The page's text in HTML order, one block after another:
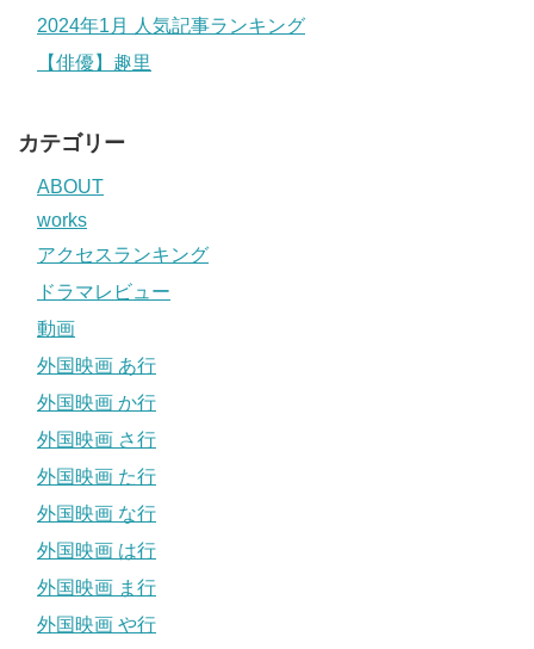
2024年1月 人気記事ランキング
【俳優】趣里
カテゴリー
ABOUT
works
アクセスランキング
ドラマレビュー
動画
外国映画 あ行
外国映画 か行
外国映画 さ行
外国映画 た行
外国映画 な行
外国映画 は行
外国映画 ま行
外国映画 や行